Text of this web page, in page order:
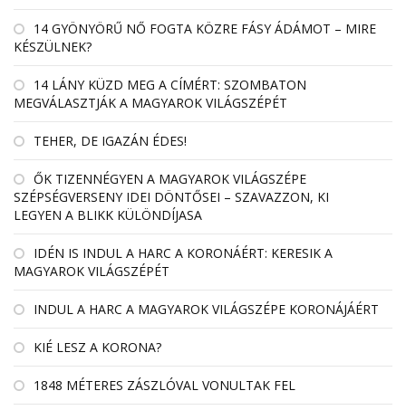
14 GYÖNYÖRŰ NŐ FOGTA KÖZRE FÁSY ÁDÁMOT – MIRE
KÉSZÜLNEK?
14 LÁNY KÜZD MEG A CÍMÉRT: SZOMBATON
MEGVÁLASZTJÁK A MAGYAROK VILÁGSZÉPÉT
TEHER, DE IGAZÁN ÉDES!
ŐK TIZENNÉGYEN A MAGYAROK VILÁGSZÉPE
SZÉPSÉGVERSENY IDEI DÖNTŐSEI – SZAVAZZON, KI
LEGYEN A BLIKK KÜLÖNDÍJASA
IDÉN IS INDUL A HARC A KORONÁÉRT: KERESIK A
MAGYAROK VILÁGSZÉPÉT
INDUL A HARC A MAGYAROK VILÁGSZÉPE KORONÁJÁÉRT
KIÉ LESZ A KORONA?
1848 MÉTERES ZÁSZLÓVAL VONULTAK FEL